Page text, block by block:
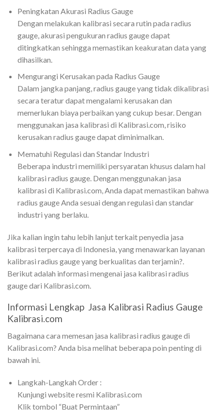
Peningkatan Akurasi Radius Gauge
Dengan melakukan kalibrasi secara rutin pada radius
gauge, akurasi pengukuran radius gauge dapat
ditingkatkan sehingga memastikan keakuratan data yang
dihasilkan.
Mengurangi Kerusakan pada Radius Gauge
Dalam jangka panjang, radius gauge yang tidak dikalibrasi
secara teratur dapat mengalami kerusakan dan
memerlukan biaya perbaikan yang cukup besar. Dengan
menggunakan jasa kalibrasi di Kalibrasi.com, risiko
kerusakan radius gauge dapat diminimalkan.
Mematuhi Regulasi dan Standar Industri
Beberapa industri memiliki persyaratan khusus dalam hal
kalibrasi radius gauge. Dengan menggunakan jasa
kalibrasi di Kalibrasi.com, Anda dapat memastikan bahwa
radius gauge Anda sesuai dengan regulasi dan standar
industri yang berlaku.
Jika kalian ingin tahu lebih lanjut terkait penyedia jasa
kalibrasi terpercaya di Indonesia, yang menawarkan layanan
kalibrasi radius gauge yang berkualitas dan terjamin?.
Berikut adalah informasi mengenai jasa kalibrasi radius
gauge dari Kalibrasi.com.
Informasi Lengkap Jasa Kalibrasi Radius Gauge
Kalibrasi.com
Bagaimana cara memesan jasa kalibrasi radius gauge di
Kalibrasi.com? Anda bisa melihat beberapa poin penting di
bawah ini.
Langkah-Langkah Order :
Kunjungi website resmi Kalibrasi.com
Klik tombol “Buat Permintaan”